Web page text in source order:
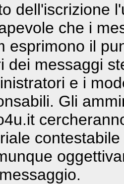
dell'iscrizione
che i
esprimono il
dei messaggi
e i
Gli